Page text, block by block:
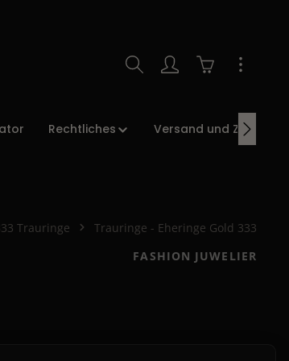
Warenkorb
Rechtliches Versand und Zahlung
Trauringe Trauringe - Eheringe Gold 333
FASHION JUWELIER